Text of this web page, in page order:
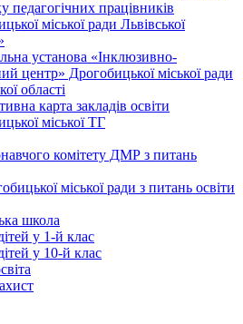
педагогічних працівників
міської ради Львівської
установа «Інклюзивно-
центр» Дрогобицької міської ради
області
карта закладів освіти
міської ТГ
комітету ДМР з питань
міської ради з питань освіти
школа
у 1-й клас
у 10-й клас